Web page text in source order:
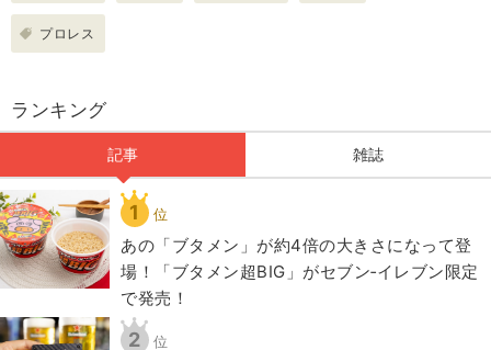
プロレス
ランキング
記事 雑誌
1 位
あの「ブタメン」が約4倍の大きさになって登
場！「ブタメン超BIG」がセブン‐イレブン限定
で発売！
2 位